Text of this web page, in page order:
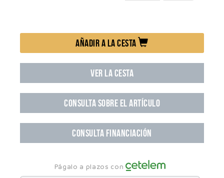
AÑADIR A LA CESTA
VER LA CESTA
CONSULTA SOBRE EL ARTÍCULO
CONSULTA FINANCIACIÓN
Págalo a plazos con